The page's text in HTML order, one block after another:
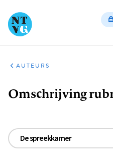
SERVICE
AUTEURS
Omschrijving
De spreekkamer